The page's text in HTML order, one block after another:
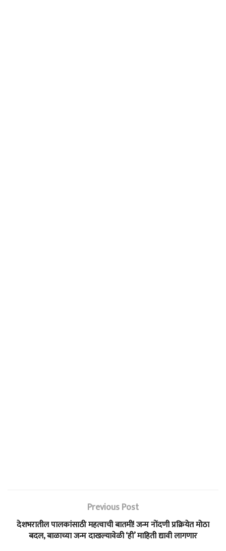
Previous Post
देशभरातील पालकांसाठी महत्वाची बातमी! जन्म नोंदणी प्रक्रियेत मोठा
बदल, बाळाच्या जन्म दाखल्यावेळी ‘ही’ माहिती द्यावी लागणार